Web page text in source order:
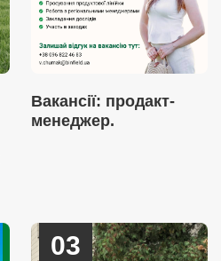
Вакансії: продакт-
менеджер.
03